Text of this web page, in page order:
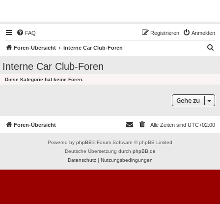
FAQ Anmelden
Registrieren
Foren-Übersicht Interne Car Club-Foren
e
Interne Car Club-Foren
Diese Kategorie hat keine Foren.
Gehe zu
Foren-Übersicht Alle Zeiten sind UTC+02:00
Powered by phpBB® Forum Software © phpBB Limited
Deutsche Übersetzung durch phpBB.de
Datenschutz| Nutzungsbedingungen